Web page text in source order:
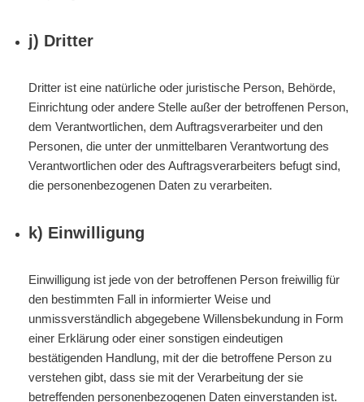
j) Dritter
Dritter ist eine natürliche oder juristische Person, Behörde,
Einrichtung oder andere Stelle außer der betroffenen Person,
dem Verantwortlichen, dem Auftragsverarbeiter und den
Personen, die unter der unmittelbaren Verantwortung des
Verantwortlichen oder des Auftragsverarbeiters befugt sind,
die personenbezogenen Daten zu verarbeiten.
k) Einwilligung
Einwilligung ist jede von der betroffenen Person freiwillig für
den bestimmten Fall in informierter Weise und
unmissverständlich abgegebene Willensbekundung in Form
einer Erklärung oder einer sonstigen eindeutigen
bestätigenden Handlung, mit der die betroffene Person zu
verstehen gibt, dass sie mit der Verarbeitung der sie
betreffenden personenbezogenen Daten einverstanden ist.